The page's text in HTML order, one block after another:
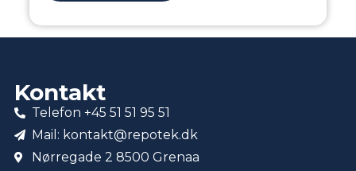
Kontakt
Telefon +45 51 51 95 51
Mail: kontakt@repotek.dk
Nørregade 2 8500 Grenaa